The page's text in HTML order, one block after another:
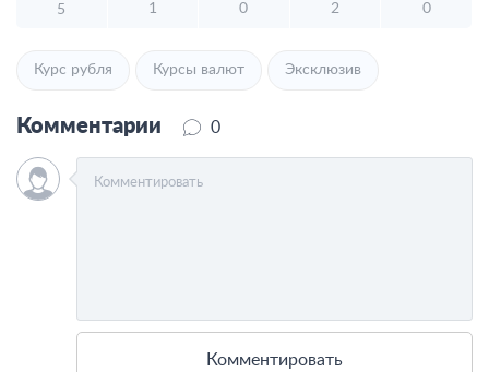
5 1 0 2 0
Курс рубля Курсы валют Эксклюзив
Комментарии 0
Комментировать